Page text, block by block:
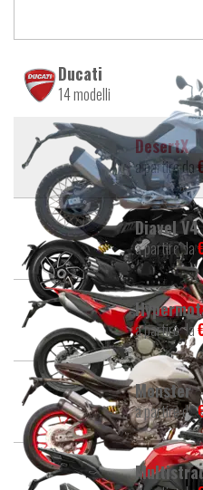
Ducati
14 modelli
DesertX
a partire da
Diavel V4
a partire da
a partire da
Monster
a partire da